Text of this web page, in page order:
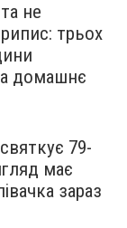
не
трьох
домашнє
79-
має
зараз